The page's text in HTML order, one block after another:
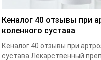
Кеналог 40 отзывы при
коленного сустава
Кеналог 40 отзывы при
сустава Лекарственный